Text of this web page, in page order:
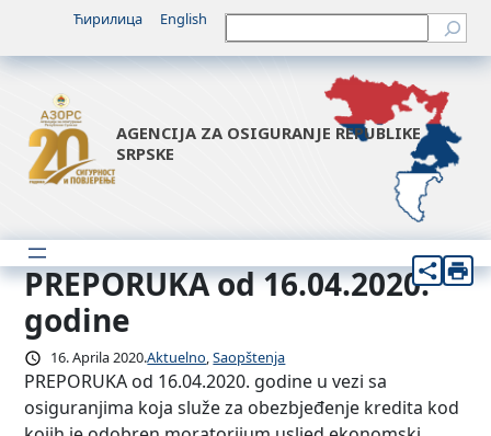
sadržaj
Ћирилица English Претрага
AGENCIJA ZA OSIGURANJE REPUBLIKE
SRPSKE
PREPORUKA od 16.04.2020.
godine
16. Aprila 2020.Aktuelno, Saopštenja
PREPORUKA od 16.04.2020. godine u vezi sa
osiguranjima koja služe za obezbjeđenje kredita kod